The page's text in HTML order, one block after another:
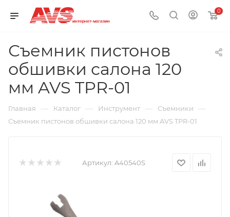
0
Съемник пистонов
обшивки салона 120
мм AVS TPR-01
Главная — Каталог — Инструмент — Съемники —
Съемник пистонов обшивки салона 120 мм AVS TPR-01
Артикул: A40540S